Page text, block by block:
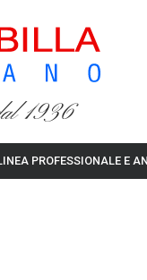
1936
PROFESSIONALE E